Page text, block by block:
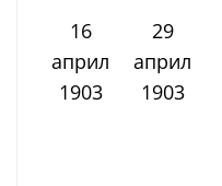
16
април
1903
29
април
1903